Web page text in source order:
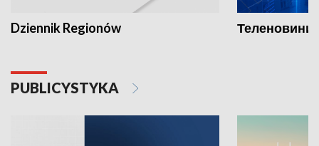
Dziennik Regionów Теленовини
PUBLICYSTYKA